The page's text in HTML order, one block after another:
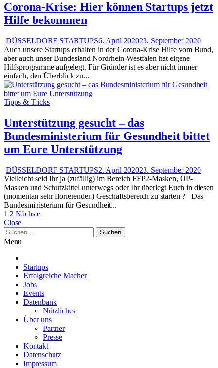
Corona-Krise: Hier können Startups jetzt
Hilfe bekommen
DÜSSELDORF STARTUPS6. April 202023. September 2020
Auch unsere Startups erhalten in der Corona-Krise Hilfe vom Bund,
aber auch unser Bundesland Nordrhein-Westfalen hat eigene
Hilfsprogramme aufgelegt. Für Gründer ist es aber nicht immer
einfach, den Überblick zu...
Tipps & Tricks
Unterstützung gesucht – das
Bundesministerium für Gesundheit bittet
um Eure Unterstützung
DÜSSELDORF STARTUPS2. April 202023. September 2020
Vielleicht seid Ihr ja (zufällig) im Bereich FFP2-Masken, OP-
Masken und Schutzkittel unterwegs oder Ihr überlegt Euch in diesen
(momentan sehr florierenden) Geschäftsbereich zu starten ? Das
Bundesministerium für Gesundheit...
Beitragsnavigation
1 2 Nächste
Close
Suchen
nach:
Menu
Startups
Erfolgreiche Macher
Jobs
Events
Datenbank
Nützliches
Über uns
Partner
Presse
Kontakt
Datenschutz
Impressum